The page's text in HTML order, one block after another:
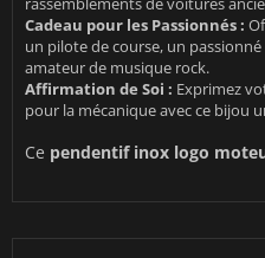
Cadeau pour les Passionnés :
un pilote de course, un
amateur de musique rock.
Affirmation de Soi : Exprimez
pour la mécanique avec ce bijou
Ce pendentif inox logo